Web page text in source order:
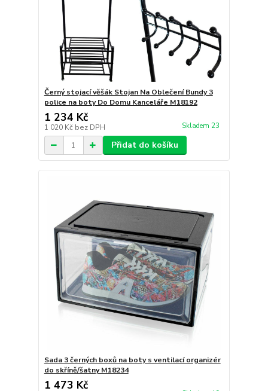
Černý stojací věšák Stojan Na Oblečení Bundy 3
police na boty Do Domu Kanceláře M18192
1 234 Kč
1 020 Kč bez DPH Skladem 23
Přidat do košíku
Sada 3 černých boxů na boty s ventilací organizér
do skříně/šatny M18234
1 473 Kč